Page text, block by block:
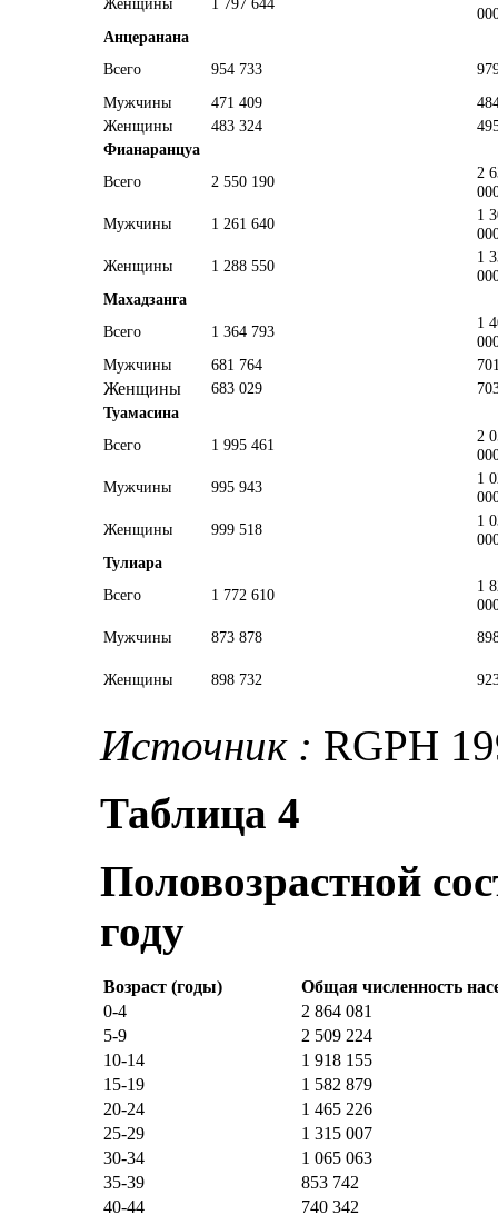
Анцеранана
Всего
954 733
Мужчины
471 409
Женщины
483 324
Фианаранцуа
Всего
2 550 190
2
Мужчины
1 261 640
1
Женщины
1 288 550
1
Махадзанга
Всего
1 364 793
1
Мужчины
681 764
Женщины 683 029
Туамасина
Всего
1 995 461
2
Мужчины
995 943
1
Женщины
999 518
1
Тулиара
Всего
1 772 610
1
Мужчины
873 878
Женщины 898 732
Источник : RGPH
Таблица 4
Половозрастной
году
Возраст (годы)
Общая численность
0-4
2 864 081
5-9
2 509 224
10-14
1 918 155
15-19
1 582 879
20-24
1 465 226
25-29
1 315 007
30-34
1 065 063
35-39
853 742
40-44
740 342